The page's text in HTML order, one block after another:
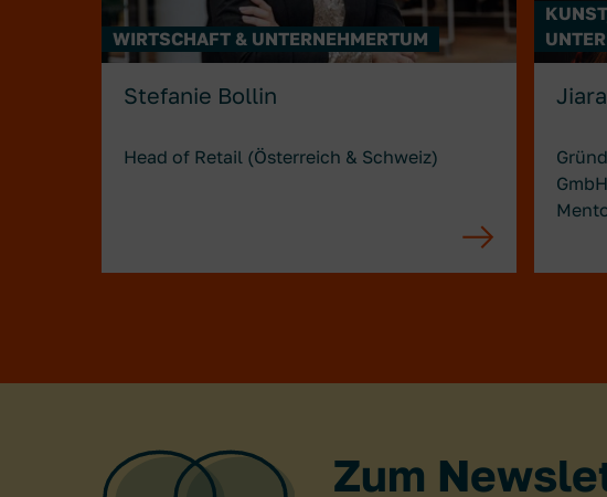
Stefanie Bollin
Head of Retail (Österreich & Schweiz)
WIRTSCHAFT & UNTERNEHMERTUM
Zum